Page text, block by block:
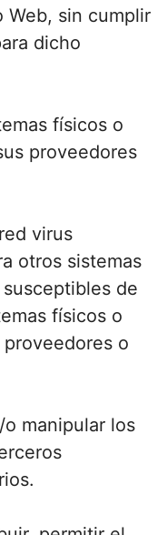
Web, sin cumplir
dicho
físicos o
proveedores
virus
otros sistemas
de
físicos o
o
manipular los